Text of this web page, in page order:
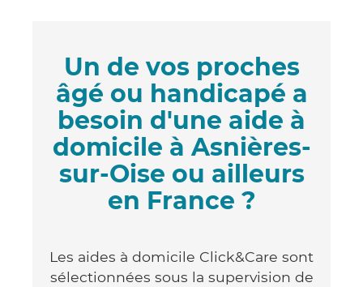
Un de vos proches
âgé ou handicapé a
besoin d'une aide à
domicile à Asnières-
sur-Oise ou ailleurs
en France ?
Les aides à domicile Click&Care sont
sélectionnées sous la supervision de